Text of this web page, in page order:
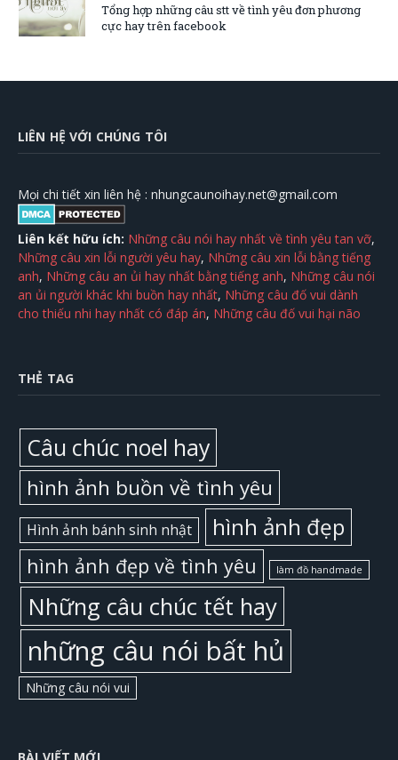
Tổng hợp những câu stt về tình yêu đơn phương
cực hay trên facebook
LIÊN HỆ VỚI CHÚNG TÔI
Mọi chi tiết xin liên hệ : nhungcaunoihay.net@gmail.com
Liên kết hữu ích: Những câu nói hay nhất về tình yêu tan vỡ,
Những câu xin lỗi người yêu hay, Những câu xin lỗi bằng tiếng
anh, Những câu an ủi hay nhất bằng tiếng anh, Những câu nói
an ủi người khác khi buồn hay nhất, Những câu đố vui dành
cho thiếu nhi hay nhất có đáp án, Những câu đố vui hại não
THẺ TAG
Câu chúc noel hay
hình ảnh buồn về tình yêu
Hình ảnh bánh sinh nhật hình ảnh đẹp
hình ảnh đẹp về tình yêu làm đồ handmade
Những câu chúc tết hay
những câu nói bất hủ
Những câu nói vui